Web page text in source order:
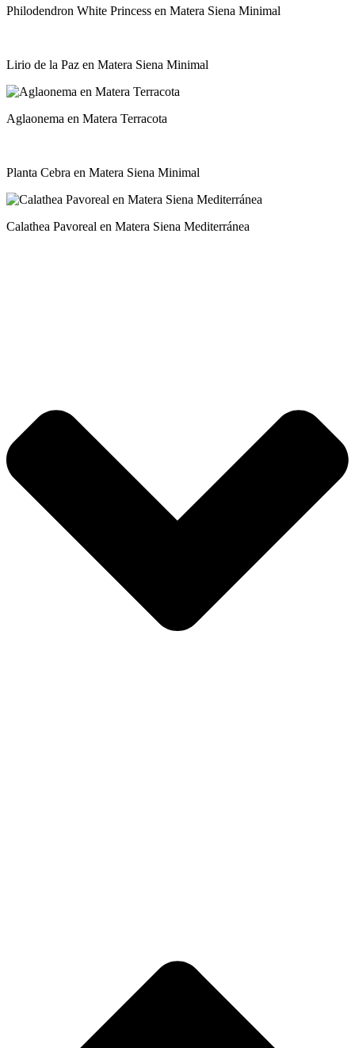
Philodendron White Princess en Matera Siena Minimal
Lirio de la Paz en Matera Siena Minimal
Aglaonema en Matera Terracota
Planta Cebra en Matera Siena Minimal
Calathea Pavoreal en Matera Siena Mediterránea